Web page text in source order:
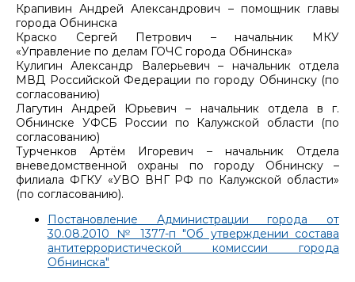
Крапивин Андрей Александрович – помощник главы
города Обнинска
Краско Сергей Петрович – начальник МКУ
«Управление по делам ГОЧС города Обнинска»
Кулигин Александр Валерьевич – начальник отдела
МВД Российской Федерации по городу Обнинску (по
согласованию)
Лагутин Андрей Юрьевич – начальник отдела в г.
Обнинске УФСБ России по Калужской области (по
согласованию)
Турченков Артём Игоревич – начальник Отдела
вневедомственной охраны по городу Обнинску –
филиала ФГКУ «УВО ВНГ РФ по Калужской области»
(по согласованию).
Постановление Администрации города от
30.08.2010 № 1377-п "Об утверждении состава
антитеррористической комиссии города
Обнинска"